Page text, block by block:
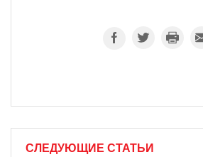
СЛЕДУЮЩИЕ СТАТЬИ